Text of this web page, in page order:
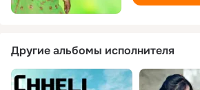
Другие альбомы исполнителя